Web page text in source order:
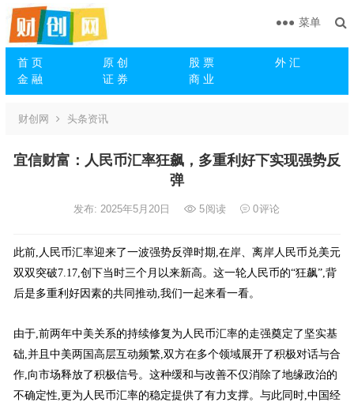
首 页 原 创 股 票
外 汇
金 融
证 券 商 业
菜单
财创网 头条资讯
宜信财富：人民币汇率狂飙，多重利好下实现强势反
弹
发布: 2025年5月20日 5阅读 0评论
此前,人民币汇率迎来了一波强势反弹时期,在岸、离岸人民币兑美元
双双突破7.17,创下当时三个月以来新高。这一轮人民币的“狂飙”,背
后是多重利好因素的共同推动,我们一起来看一看。
由于,前两年中美关系的持续修复为人民币汇率的走强奠定了坚实基
础,并且中美两国高层互动频繁,双方在多个领域展开了积极对话与合
作,向市场释放了积极信号。这种缓和与改善不仅消除了地缘政治的
不确定性,更为人民币汇率的稳定提供了有力支撑。与此同时,中国经